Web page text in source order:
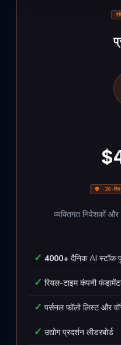
30-
व्यक्तिगत निवेशकों
4000+ दैनिक AI स्टॉक
रियल-टाइम कंपनी
पर्सनल फॉलो लिस्ट और
उद्योग प्रदर्शन लीडरबोर्ड